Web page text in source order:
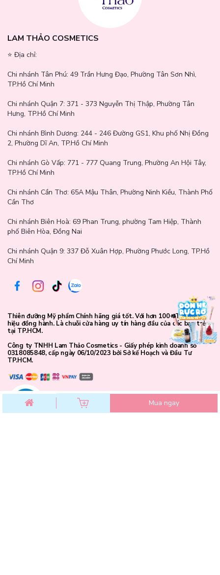
có các thành phần nổi bật:
- Chiết xuất rau má có khả năng chống viêm và kháng vi khuẩn,
giúp làm giảm tình trạng da mụn, sẹo và vết thâm, có khả năng
thúc đẩy quá trình tái tạo tế bào da, giúp da phục hồi nhanh
chóng sau khi bị tổn thương hoặc bị tổn hại bởi các tác nhân môi
trường, giúp ngăn chặn quá trình lão hóa da, làm mờ các nếp
nhăn và tàn nhang, giữ cho da trẻ trung và tươi sáng, giúp làm
giảm tình trạng da nhờn và kiểm soát mụn, trong khi vẫn cung cấp
độ ẩm cho da.
Mua ngay
LAM THẢO COSMETICS
⭐️ Địa chỉ:
Chi nhánh Tân Phú: 49 Trần Hưng Đạo, Phường Tân Sơn Nhì,
TP.Hồ Chí Minh
Chi nhánh Quận 7: 371 - 373 Nguyễn Thị Thập, Phường Tân
Hưng, TP.Hồ Chí Minh
Chi nhánh Bình Dương: 244 - 246 Đường GS1, Khu phố Nhị Đồng
2, Phường Dĩ An, TP.Hồ Chí Minh
Chi nhánh Gò Vấp: 771 - 777 Quang Trung, Phường An Hội Tây,
TP.Hồ Chí Minh
Chi nhánh Cần Thơ: 65A Mậu Thân, Phường Ninh Kiều, Thành Phố
Cần Thơ
Chi nhánh Biên Hoà: 69 Phan Trung, phường Tam Hiệp, Thành
phố Biên Hòa, Đồng Nai
Chi nhánh Quận 9: 337 Đỗ Xuân Hợp, Phường Phước Long, TP.Hồ
Chí Minh
Thiên đưỡng Mỹ phẩm Chính hãng giá tốt. Với hơn 100+ Thương
hiệu đồng hành. Là chuỗi cửa hàng uy tín hàng đầu của các bạn trẻ
tại TP.HCM.
Công ty TNHH Lam Thảo Cosmetics - Giấy phép kinh doanh số
0318085848, cấp ngày 06/10/2023 bởi Sở kế Hoạch và Đầu Tư
TP.HCM.